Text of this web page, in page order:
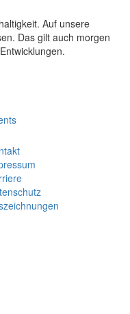
Auf unsere
Das gilt auch morgen